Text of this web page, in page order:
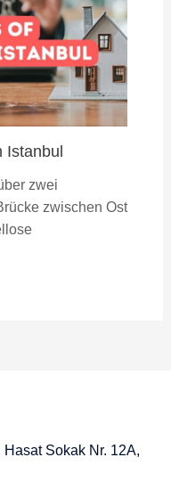
Istanbul
zwei
zwischen Ost
Sokak Nr. 12A,